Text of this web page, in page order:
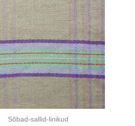
Sõbad-sallid-linikud